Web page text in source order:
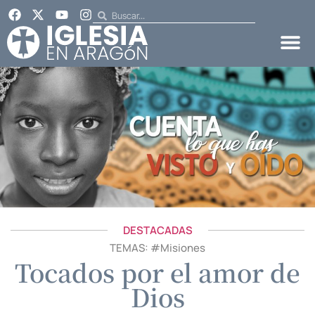
DESTACADAS
TEMAS: #Misiones
Tocados por el amor de
Dios